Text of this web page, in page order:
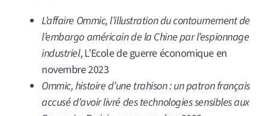
L’affaire Ommic, l’illustration du contournement de
l’embargo américain de la Chine par l’espionnage
industriel, L’Ecole de guerre économique en
novembre 2023
Ommic, histoire d’une trahison : un patron français
accusé d’avoir livré des technologies sensibles aux